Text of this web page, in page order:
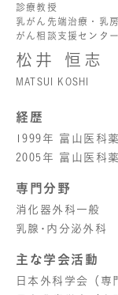
診療教授
乳がん先端治療・乳
がん相談支援センタ
松井 恒志
MATSUI KOSHI
経歴
1999年 富山医科
2005年 富山医科
専門分野
消化器外科一般
乳腺･内分泌外科
主な学会活動
日本外科学会（専